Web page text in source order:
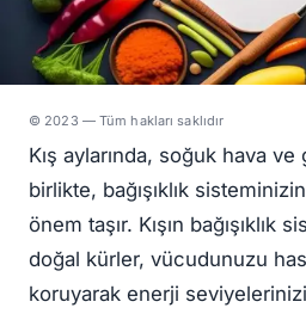
© 2023 — Tüm hakları saklıdır
Kış aylarında, soğuk hava
birlikte, bağışıklık
önem taşır. Kışın bağışıklık
doğal kürler, vücudunuzu
koruyarak enerji